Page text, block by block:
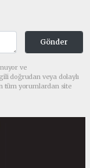
Gönder
ve
doğrudan veya dolaylı
tüm yorumlardan site